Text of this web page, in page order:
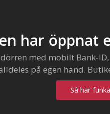
har öppnat
med mobilt Bank-
på egen hand.
Så här